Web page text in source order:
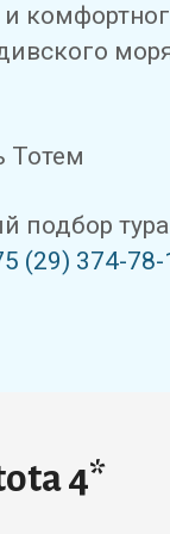
Тотем
подбор
(29) 374-78-
4*